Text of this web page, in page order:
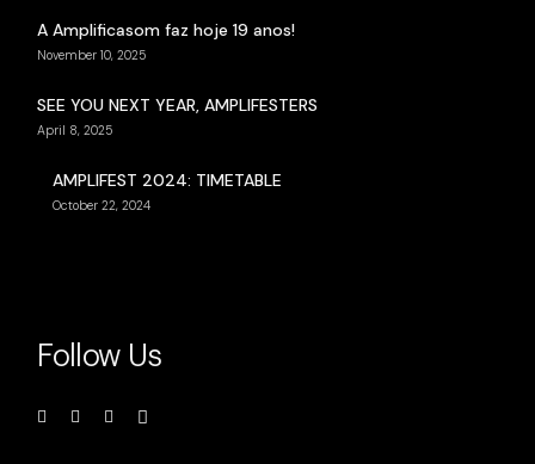
A Amplificasom faz hoje 19 anos!
November 10, 2025
SEE YOU NEXT YEAR, AMPLIFESTERS
April 8, 2025
AMPLIFEST 2024: TIMETABLE
October 22, 2024
Follow Us